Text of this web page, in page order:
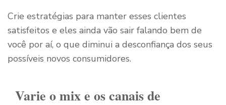
Crie estratégias para manter esses clientes
satisfeitos e eles ainda vão sair falando bem de
você por aí, o que diminui a desconfiança dos seus
possíveis novos consumidores.
Varie o mix e os canais de